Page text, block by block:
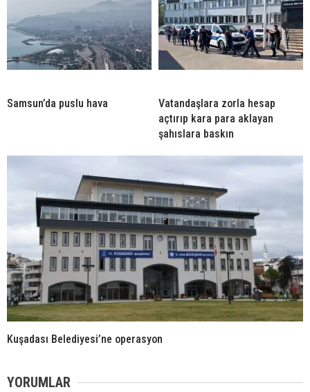
Samsun’da puslu hava
Vatandaşlara zorla hesap
açtırıp kara para aklayan
şahıslara baskın
Kuşadası Belediyesi’ne operasyon
YORUMLAR